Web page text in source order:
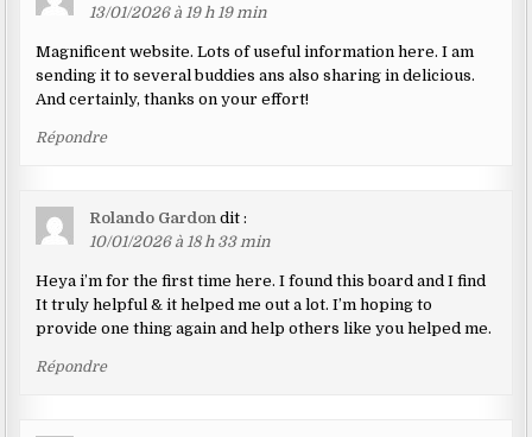
13/01/2026 à 19 h 19 min
Magnificent website. Lots of useful information here. I am
sending it to several buddies ans also sharing in delicious.
And certainly, thanks on your effort!
Répondre
Rolando Gardon dit :
10/01/2026 à 18 h 33 min
Heya i’m for the first time here. I found this board and I find
It truly helpful & it helped me out a lot. I’m hoping to
provide one thing again and help others like you helped me.
Répondre